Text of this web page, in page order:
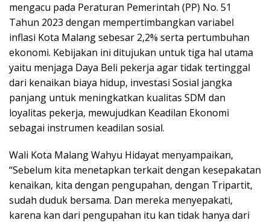
mengacu pada Peraturan Pemerintah (PP) No. 51
Tahun 2023 dengan mempertimbangkan variabel
inflasi Kota Malang sebesar 2,2% serta pertumbuhan
ekonomi. Kebijakan ini ditujukan untuk tiga hal utama
yaitu menjaga Daya Beli pekerja agar tidak tertinggal
dari kenaikan biaya hidup, investasi Sosial jangka
panjang untuk meningkatkan kualitas SDM dan
loyalitas pekerja, mewujudkan Keadilan Ekonomi
sebagai instrumen keadilan sosial.
Wali Kota Malang Wahyu Hidayat menyampaikan,
“Sebelum kita menetapkan terkait dengan kesepakatan
kenaikan, kita dengan pengupahan, dengan Tripartit,
sudah duduk bersama. Dan mereka menyepakati,
karena kan dari pengupahan itu kan tidak hanya dari